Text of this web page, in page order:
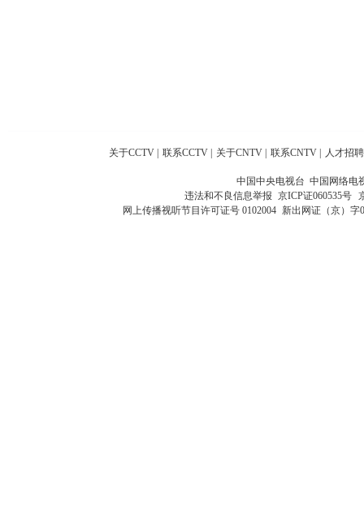
关于CCTV 联系CCTV 关于CNTV 联系CNTV 人才招聘
中国中央电视台 中国网络电
违法和不良信息举报 京ICP证060535号
网上传播视听节目许可证号 0102004 新出网证（京）